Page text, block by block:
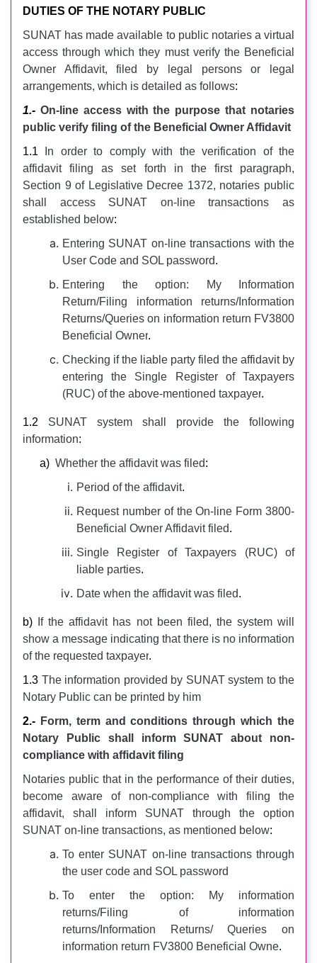
DUTIES OF THE NOTARY PUBLIC
SUNAT has made available to public notaries a virtual
access through which they must verify the Beneficial
Owner Affidavit, filed by legal persons or legal
arrangements, which is detailed as follows:
1.- On-line access with the purpose that notaries
public verify filing of the Beneficial Owner Affidavit
1.1
In order to comply with the verification of the
affidavit filing as set forth in the first paragraph,
Section 9 of Legislative Decree 1372, notaries public
shall access SUNAT on-line transactions as
established below:
Entering SUNAT on-line transactions with the
User Code and SOL password.
Entering the option: My Information
Return/Filing information returns/Information
Returns/Queries on information return FV3800
Beneficial Owner.
Checking if the liable party filed the affidavit by
entering the Single Register of Taxpayers
(RUC) of the above-mentioned taxpayer.
1.2 SUNAT system shall provide the following
information:
a) Whether the affidavit was filed:
Period of the affidavit.
Request number of the On-line Form 3800-
Beneficial Owner Affidavit filed.
Single Register of Taxpayers (RUC) of
liable parties.
Date when the affidavit was filed.
b)
If the affidavit has not been filed, the system will
show a message indicating that there is no information
of the requested taxpayer.
1.3 The information provided by SUNAT system to the
Notary Public can be printed by him
2.- Form, term and conditions through which the
Notary Public shall inform SUNAT about non-
compliance with affidavit filing
Notaries public that in the performance of their duties,
become aware of non-compliance with filing the
affidavit, shall inform SUNAT through the option
SUNAT on-line transactions, as mentioned below:
To enter SUNAT on-line transactions through
the user code and SOL password
To enter the option: My information
returns/Filing of information
returns/Information Returns/ Queries on
information return FV3800 Beneficial Owne.